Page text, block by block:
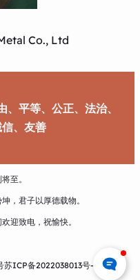
Co., Ltd
平等、公正、法治、
、友善
至。
，君子以厚德载物。
迎致电，祝愉快。
苏ICP备2022038013号-1